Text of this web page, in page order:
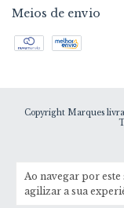
Ao navegar por este
agilizar a sua
Meios de envio
Copyright Marques